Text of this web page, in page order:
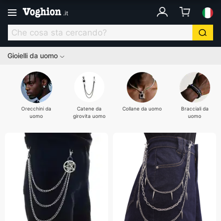
.it
Gioielli da uomo
Orecchini da
uomo
Catene da
girovita uomo
Collane da uomo
Bracciali da
uomo